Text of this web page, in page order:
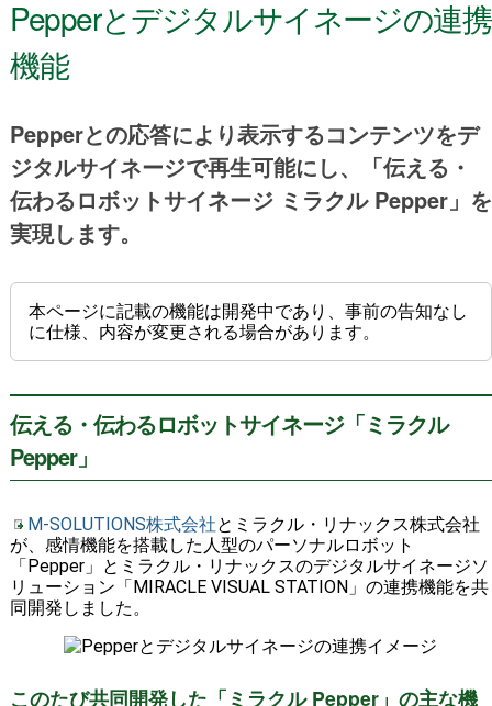
Pepperとデジタルサイネージの連携
機能
Pepperとの応答により表示するコンテンツをデ
ジタルサイネージで再生可能にし、「伝える・
伝わるロボットサイネージ ミラクル Pepper」を
実現します。
本ページに記載の機能は開発中であり、事前の告知なし
に仕様、内容が変更される場合があります。
伝える・伝わるロボットサイネージ「ミラクル
Pepper」
M-SOLUTIONS株式会社とミラクル・リナックス株式会社
が、感情機能を搭載した人型のパーソナルロボット
「Pepper」とミラクル・リナックスのデジタルサイネージソ
リューション「MIRACLE VISUAL STATION」の連携機能を共
同開発しました。
このたび共同開発した「ミラクル Pepper」の主な機